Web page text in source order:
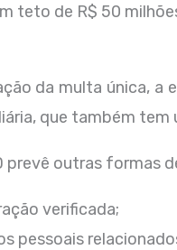
teto de R$ 50
da multa única, a
que também tem
prevê outras formas
verificada;
pessoais